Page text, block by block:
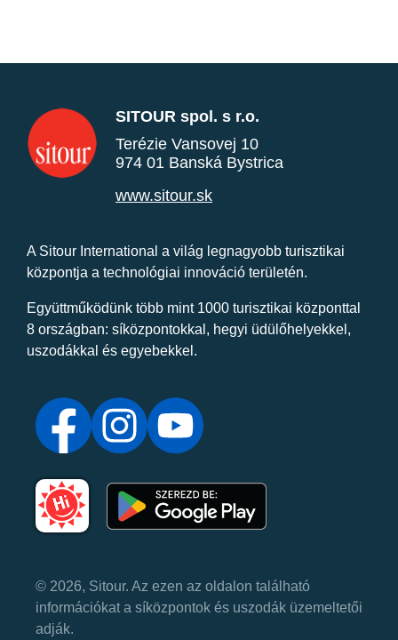
SITOUR spol. s r.o.
Terézie Vansovej 10
974 01 Banská Bystrica
www.sitour.sk
A Sitour International a világ legnagyobb turisztikai
központja a technológiai innováció területén.
Együttműködünk több mint 1000 turisztikai központtal
8 országban: síközpontokkal, hegyi üdülőhelyekkel,
uszodákkal és egyebekkel.
© 2026, Sitour. Az ezen az oldalon található
információkat a síközpontok és uszodák üzemeltetői
adják.